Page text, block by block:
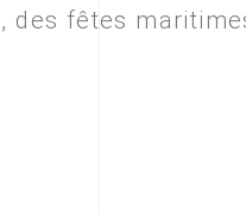
des fêtes